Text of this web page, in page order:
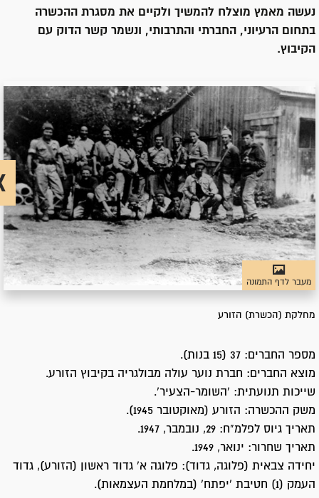
נעשה מאמץ מוצלח להמשיך ולקיים את מסגרת ההכשרה
בתחום הרעיוני, החברתי והתרבותי, ונשמר קשר הדוק עם
הקיבוץ.
מעבר לדף התמונה
מחלקת (הכשרת) הזורע
מספר החברים: 37 (15 בנות).
מוצא החברים: חברת נוער עולה מבולגריה בקיבוץ הזורע.
שייכות תנועתית: ‘השומר-הצעיר’.
משק ההכשרה: הזורע (מאוקטובר 1945).
תאריך גיוס לפלמ"ח: 29, נובמבר, 1947.
תאריך שחרור: ינואר, 1949.
יחידה צבאית (פלוגה, גדוד): פלוגה א' גדוד ראשון (הזורע), גדוד
העמק (1) חטיבת 'יפתח' (במלחמת העצמאות).